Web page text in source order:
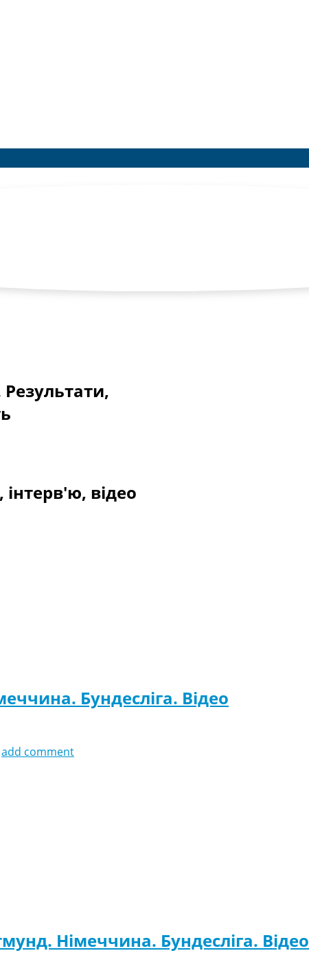
Результати,
відео
Бундесліга. Відео
add comment
Німеччина. Бундесліга. Відео